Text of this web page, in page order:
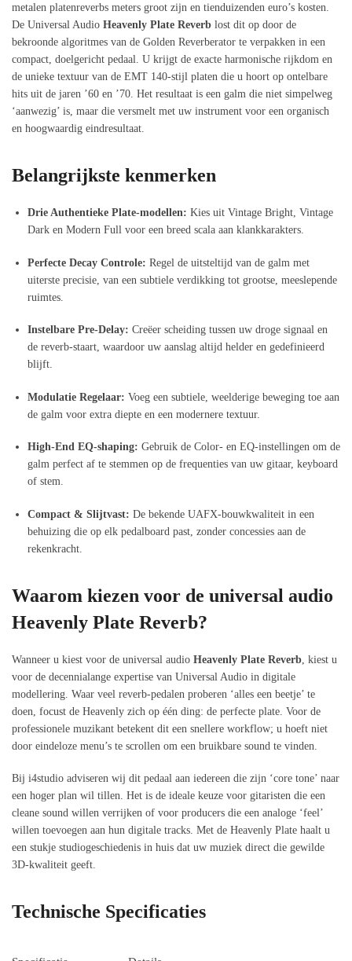
metalen platenreverbs meters groot zijn en tienduizenden euro’s kosten.
De Universal Audio Heavenly Plate Reverb lost dit op door de
bekroonde algoritmes van de Golden Reverberator te verpakken in een
compact, doelgericht pedaal. U krijgt de exacte harmonische rijkdom en
de unieke textuur van de EMT 140-stijl platen die u hoort op ontelbare
hits uit de jaren ’60 en ’70. Het resultaat is een galm die niet simpelweg
‘aanwezig’ is, maar die versmelt met uw instrument voor een organisch
en hoogwaardig eindresultaat.
Belangrijkste kenmerken
Drie Authentieke Plate-modellen: Kies uit Vintage Bright, Vintage
Dark en Modern Full voor een breed scala aan klankkarakters.
Perfecte Decay Controle: Regel de uitsteltijd van de galm met
uiterste precisie, van een subtiele verdikking tot grootse, meeslepende
ruimtes.
Instelbare Pre-Delay: Creëer scheiding tussen uw droge signaal en
de reverb-staart, waardoor uw aanslag altijd helder en gedefinieerd
blijft.
Modulatie Regelaar: Voeg een subtiele, weelderige beweging toe aan
de galm voor extra diepte en een modernere textuur.
High-End EQ-shaping: Gebruik de Color- en EQ-instellingen om de
galm perfect af te stemmen op de frequenties van uw gitaar, keyboard
of stem.
Compact & Slijtvast: De bekende UAFX-bouwkwaliteit in een
behuizing die op elk pedalboard past, zonder concessies aan de
rekenkracht.
Waarom kiezen voor de universal audio
Heavenly Plate Reverb?
Wanneer u kiest voor de universal audio Heavenly Plate Reverb , kiest u
voor de decennialange expertise van Universal Audio in digitale
modellering. Waar veel reverb-pedalen proberen ‘alles een beetje’ te
doen, focust de Heavenly zich op één ding: de perfecte plate. Voor de
professionele muzikant betekent dit een snellere workflow; u hoeft niet
door eindeloze menu’s te scrollen om een bruikbare sound te vinden.
Bij i4studio adviseren wij dit pedaal aan iedereen die zijn ‘core tone’ naar
een hoger plan wil tillen. Het is de ideale keuze voor gitaristen die een
cleane sound willen verrijken of voor producers die een analoge ‘feel’
willen toevoegen aan hun digitale tracks. Met de Heavenly Plate haalt u
een stukje studiogeschiedenis in huis dat uw muziek direct die gewilde
3D-kwaliteit geeft.
Technische Specificaties